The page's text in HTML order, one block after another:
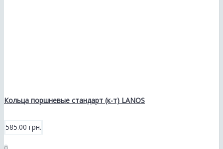
Кольца поршневые стандарт (к-т) LANOS
585.00 грн.